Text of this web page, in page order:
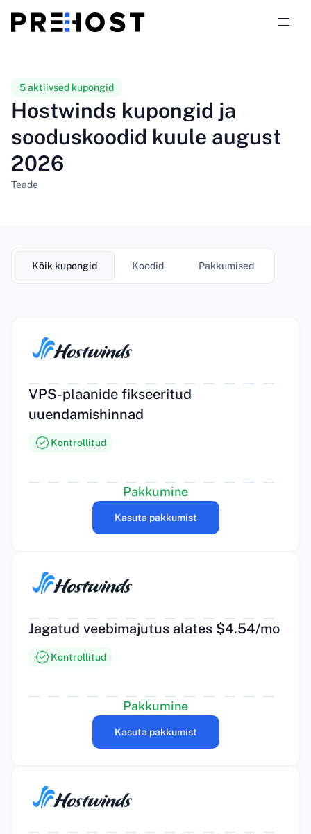
Võrdlused
Kupongid
5 aktiivsed kupongid
Hostwinds kupongid ja
sooduskoodid kuule august
2026
Teade
Kõik kupongid Koodid Pakkumised
VPS-plaanide fikseeritud
uuendamishinnad
Kontrollitud
Pakkumine
Kasuta pakkumist
Jagatud veebimajutus alates $4.54/mo
Kontrollitud
Pakkumine
Kasuta pakkumist